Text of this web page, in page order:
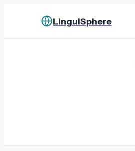
LinguiSphere